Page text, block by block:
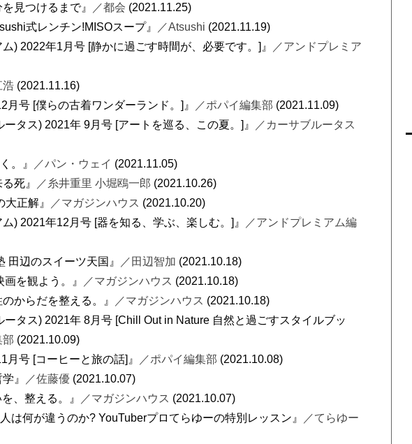
見つけるまで』
／都会 (2021.11.25)
式レンチン!MISOスープ』
／Atsushi (2021.11.19)
) 2022年1月号 [静かに過ごす時間が、必要です。]』
／アンドプレミア
浩 (2021.11.16)
月号 [僕らの古着ワンダーランド。]』
／ポパイ編集部 (2021.11.09)
タス) 2021年 9月号 [アートを巡る、この夏。]』
／カーサブルータス
。』
／パン・ウェイ (2021.11.05)
死』
／糸井重里 小堀鴎一郎 (2021.10.26)
正解』
／マガジンハウス (2021.10.20)
) 2021年12月号 [器を知る、学ぶ、楽しむ。]』
／アンドプレミアム編
田辺のスイーツ天国』
／田辺智加 (2021.10.18)
を観よう。』
／マガジンハウス (2021.10.18)
からだを整える。』
／マガジンハウス (2021.10.18)
ータス) 2021年 8月号 [Chill Out in Nature 自然と過ごすスタイルブッ
部 (2021.10.09)
月号 [コーヒーと旅の話]』
／ポパイ編集部 (2021.10.08)
』
／佐藤優 (2021.10.07)
、整える。』
／マガジンハウス (2021.10.07)
は何が違うのか? YouTuberプロてらゆーの特別レッスン』
／てらゆー